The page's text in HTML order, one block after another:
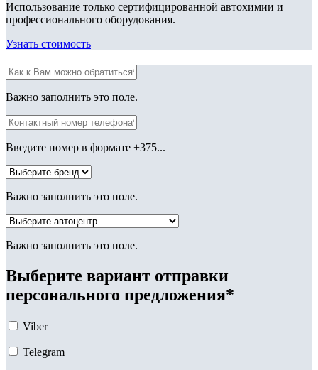
Использование только сертифицированной автохимии и
профессионального оборудования.
Узнать стоимость
Важно заполнить это поле.
Введите номер в формате +375...
Важно заполнить это поле.
Важно заполнить это поле.
Выберите вариант отправки
персонального предложения*
Viber
Telegram